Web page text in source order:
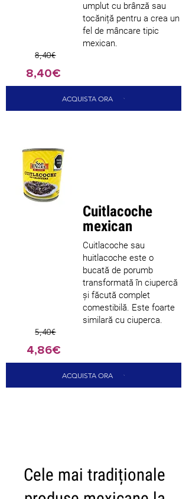
umplut cu brânză sau
tocăniță pentru a crea un
fel de mâncare tipic
mexican.
8,40€
8,40€
ACQUISTA ORA
Cuitlacoche
mexican
Cuitlacoche sau
huitlacoche este o
bucată de porumb
transformată în ciupercă
și făcută complet
comestibilă. Este foarte
similară cu ciuperca.
5,40€
4,86€
ACQUISTA ORA
Cele mai tradiționale